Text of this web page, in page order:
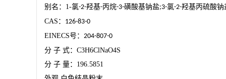
别名： 1-氯-2-羟基-丙烷-3-磺酸基钠盐;3-氯-2-羟基丙硫酸钠
CAS ： 126-83-0
EINECS号： 204-807-0
分 子 式： C3H6ClNaO4S
分 子 量： 196.5851